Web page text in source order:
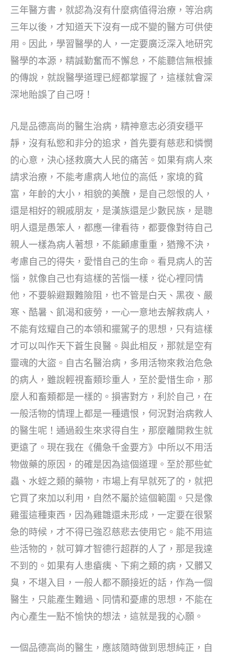
三年醫方書，就認為沒有什麼病值得治療，等治病
三年以後，才知道天下沒有一成不變的醫方可供使
用。因此，學習醫學的人，一定要廣泛深入地研究
醫學的本源，精誠勤奮而不懈怠，不能聽信無根據
的傳說，就說醫學道理已經都掌握了，這樣就會深
深地貽誤了自己呀！
凡是品德高尚的醫生治病，精神意志必須安穩平
靜，沒有私慾和非分的追求，首先要有慈悲和憐憫
的心意，決心拯救廣大人民的痛苦。如果有病人來
請求治療，不能考慮病人地位的高低，家境的貧
富，年齡的大小，相貌的美醜，是自己怨恨的人，
還是相好的親戚朋友，是漢族還是少數民族，是聰
明人還是愚笨人，都應一律看待，都要像對待自己
親人一樣為病人著想，不能顧慮重重，猶豫不決，
考慮自己的得失，愛惜自己的生命。看見病人的苦
惱，就像自己也有這樣的苦惱一樣，從心裡同情
他，不要躲避艱難險阻，也不管是白天、黑夜、嚴
寒、酷暑、飢渴和疲勞，一心一意地去解救病人，
不能有炫耀自己的本領和擺駕子的思想，只有這樣
才可以叫作天下蒼生良醫。與此相反，那就是空有
靈魂的大盜。自古名醫治病，多用活物來救治危急
的病人，雖說輕視畜類珍重人，至於愛惜生命，那
麼人和畜類都是一樣的。損害對方，利於自己，在
一般活物的情理上都是一種遺恨，何況對治病救人
的醫生呢！通過殺生來求得自生，那麼離開救生就
更遠了。現在我在《備急千金要方》中所以不用活
物做藥的原因，的確是因為這個道理。至於那些虻
蟲、水蛭之類的藥物，市場上有早就死了的，就把
它買了來加以利用，自然不屬於這個範圍。只是像
雞蛋這種東西，因為雞雛還未形成，一定要在很緊
急的時候，才不得已強忍慈悲去使用它。能不用這
些活物的，就可算才智德行超群的人了，那是我達
不到的。如果有人患瘡痍、下痢之類的病，又髒又
臭，不堪入目，一般人都不願接近的話，作為一個
醫生，只能產生難過、同情和憂慮的思想，不能在
內心產生一點不愉快的想法，這就是我的心願。
一個品德高尚的醫生，應該隨時做到思想純正，自